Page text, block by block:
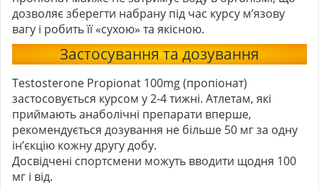
дозволяє зберегти набрану під час курсу м’язову
вагу і робить її «сухою» та якісною.
Застосування та дозування
Testosterone Propionat 100mg (пропіонат)
застосовується курсом у 2-4 тижні. Атлетам, які
приймають анаболічні препарати вперше,
рекомендується дозування не більше 50 мг за одну
ін’єкцію кожну другу добу.
Досвідчені спортсмени можуть вводити щодня 100
мг і від.